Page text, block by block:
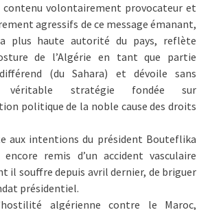
volontairement provocateur et
agressifs de ce message émanant,
plus haute autorité du pays, reflète
de l’Algérie en tant que partie
(du Sahara) et dévoile sans
véritable stratégie fondée sur
politique de la noble cause des droits
aux intentions du président Bouteflika
remis d’un accident vasculaire
il souffre depuis avril dernier, de briguer
présidentiel.
algérienne contre le Maroc,